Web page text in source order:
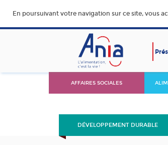
En poursuivant votre navigation sur ce site, vous
AFFAIRES SOCIALES
DÉVELOPPEMENT DURABLE